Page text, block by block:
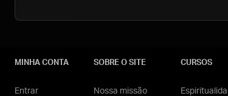
MINHA CONTA
Entrar
SOBRE O SITE
Nossa missão
CURSOS